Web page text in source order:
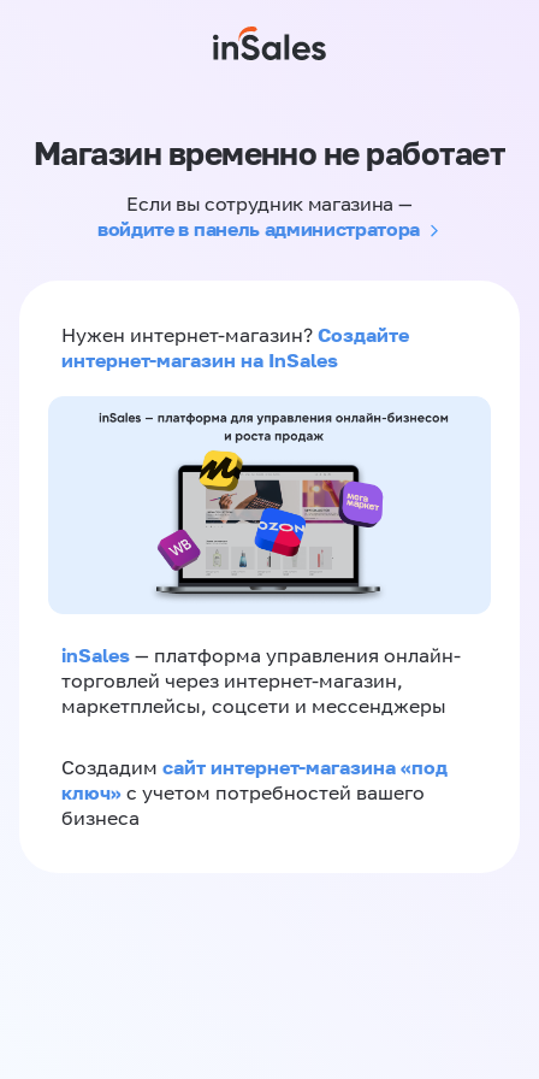
Магазин временно не работает
Если вы сотрудник магазина —
войдите в панель администратора
Нужен интернет-магазин? Создайте
интернет-магазин на InSales
inSales — платформа управления онлайн-
торговлей через интернет-магазин,
маркетплейсы, соцсети и мессенджеры
Создадим сайт интернет-магазина «под
ключ» с учетом потребностей вашего
бизнеса